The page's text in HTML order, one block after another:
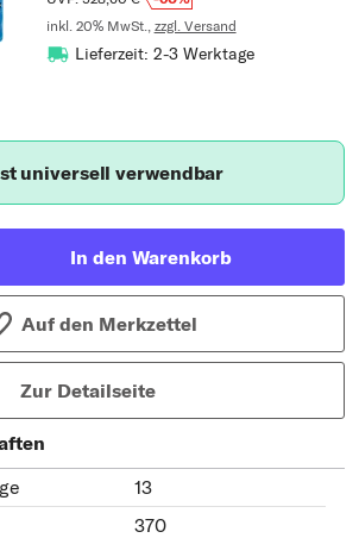
inkl. 20% MwSt., zzgl. Versand
Lieferzeit: 2-3 Werktage
universell verwendbar
In den Warenkorb
Auf den Merkzettel
Zur Detailseite
13
370